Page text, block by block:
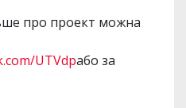
про проект можна
UTVdpабо за